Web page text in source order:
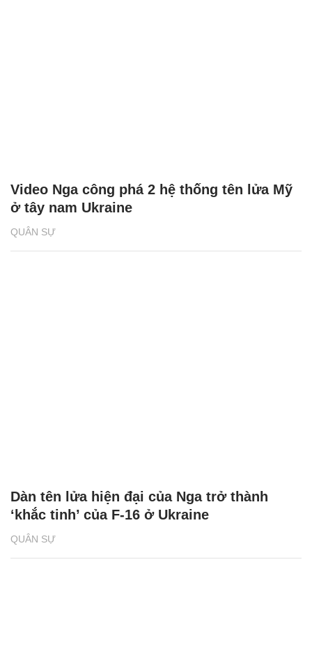
QUÂN SỰ
Video Nga công phá 2 hệ thống tên lửa Mỹ
ở tây nam Ukraine
QUÂN SỰ
Dàn tên lửa hiện đại của Nga trở thành
‘khắc tinh’ của F-16 ở Ukraine